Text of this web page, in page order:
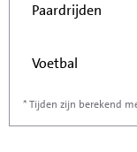
Paardrijden
Voetbal
Stofzuigen
* Tijden zijn berekend